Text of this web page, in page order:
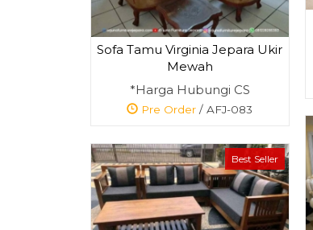
Sofa Tamu Virginia Jepara Ukir
Mewah
*Harga Hubungi CS
Pre Order / AFJ-083
Best Seller